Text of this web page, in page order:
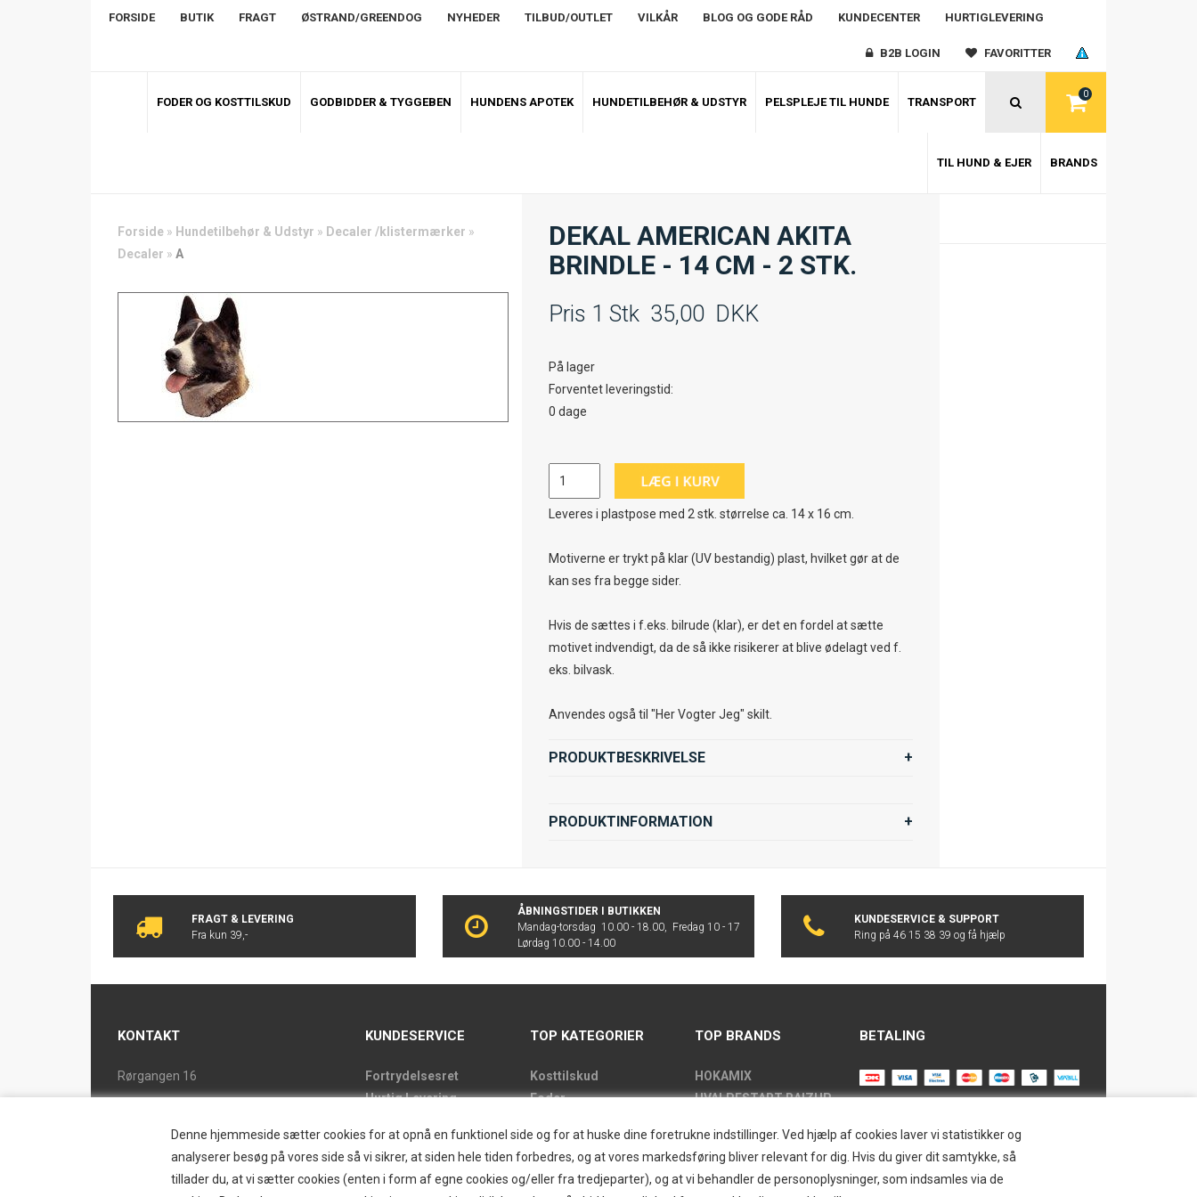
Denne hjemmeside sætter cookies for at opnå en funktionel side og for at huske dine foretrukne indstillinger. Ved hjælp af cookies laver vi statistikker og
analyserer besøg på vores side så vi sikrer, at siden hele tiden forbedres, og at vores markedsføring bliver relevant for dig. Hvis du giver dit samtykke, så
tillader du, at vi sætter cookies (enten i form af egne cookies og/eller fra tredjeparter), og at vi behandler de personoplysninger, som indsamles via de
FORSIDE BUTIK FRAGT ØSTRAND/GREENDOG NYHEDER TILBUD/OUTLET VILKÅR BLOG OG GODE RÅD KUNDECENTER HURTIGLEVERING
B2B LOGIN FAVORITTER
0
FODER OG KOSTTILSKUD GODBIDDER & TYGGEBEN HUNDENS APOTEK HUNDETILBEHØR & UDSTYR PELSPLEJE TIL HUNDE TRANSPORT
TIL HUND & EJER BRANDS
Forside » Hundetilbehør & Udstyr » Decaler /klistermærker »
Decaler » A
DEKAL AMERICAN AKITA
BRINDLE - 14 CM - 2 STK.
Pris 1 Stk 35,00DKK
På lager
Forventet leveringstid:
0 dage
Leveres i plastpose med 2 stk. størrelse ca. 14 x 16 cm.
Motiverne er trykt på klar (UV bestandig) plast, hvilket gør at de
kan ses fra begge sider.
Hvis de sættes i f.eks. bilrude (klar), er det en fordel at sætte
motivet indvendigt, da de så ikke risikerer at blive ødelagt ved f.
eks. bilvask.
Anvendes også til "Her Vogter Jeg" skilt.
PRODUKTBESKRIVELSE
PRODUKTINFORMATION
FRAGT & LEVERING
Fra kun 39,-
ÅBNINGSTIDER I BUTIKKEN
Mandag-torsdag 10.00 - 18.00, Fredag 10 - 17
Lørdag 10.00 - 14.00
KUNDESERVICE & SUPPORT
Ring på 46 15 38 39 og få hjælp
KONTAKT
Rørgangen 16
Tlf. 46 15 38 39
ostrand@ostrand.dk
CVR: DK 77948228 drives af
KUNDESERVICE
Fortrydelsesret
Hurtig Levering
Butikkens åbningstider
Returlabel
Kontakt
TOP KATEGORIER
Kosttilskud
Foder
Udstyr
Pelspleje
Pleje
TOP BRANDS
HOKAMIX
HVALPESTART RAIZUP
GRAU
STARMARK
VARIOCAGE-MIMSAFE
BETALING
Tilmeld dig vores nyhedsbrev og
modtag eksklusive tilbud og nyheder i